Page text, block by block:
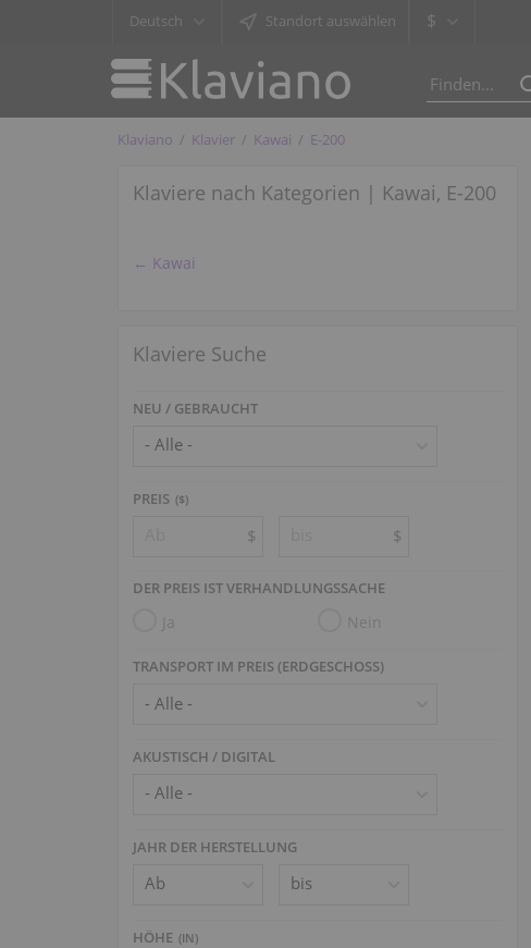
Deutsch Standort auswählen $
Klaviano Klavier Kawai E-200
Klaviere nach Kategorien | Kawai, E-200
← Kawai
Klaviere Suche
NEU / GEBRAUCHT
PREIS ($)
$ $
DER PREIS IST VERHANDLUNGSSACHE
Ja Nein
TRANSPORT IM PREIS (ERDGESCHOSS)
AKUSTISCH / DIGITAL
JAHR DER HERSTELLUNG
HÖHE (IN)